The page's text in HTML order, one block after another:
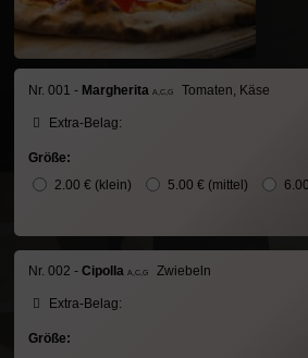
Nr. 001 - Margherita A,C,G Tomaten, Käse
Extra-Belag:
Größe:
2.00 € (klein) 5.00 € (mittel)
Nr. 002 - Cipolla A,C,G Zwiebeln
Extra-Belag:
Größe: